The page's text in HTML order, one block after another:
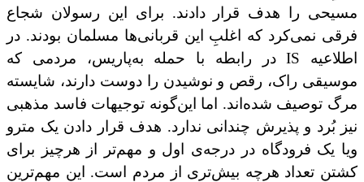
مسیحی را هدف قرار دادند. برای این رسولان شجاع
فرقی نمی‌کرد که اغلبِ این قربانی‌ها مسلمان بودند. در
اطلاعیه ISدر رابطه با حمله به‌پاریس، مردمی که
موسیقی راک، رقص و نوشیدن را دوست دارند، شایسته
مرگ توصیف شده‌اند. اما این‌گونه توجیهات فاسد مذهبی
نیز بُرد و پذیرش چندانی ندارد. هدف قرار دادن یک مترو
ویا یک فرودگاه در درجه‌ی اول و مهم‌تر از هرچیز برای
کشتن تعداد هرچه بیش‌تری از مردم است. این مهم‌ترین